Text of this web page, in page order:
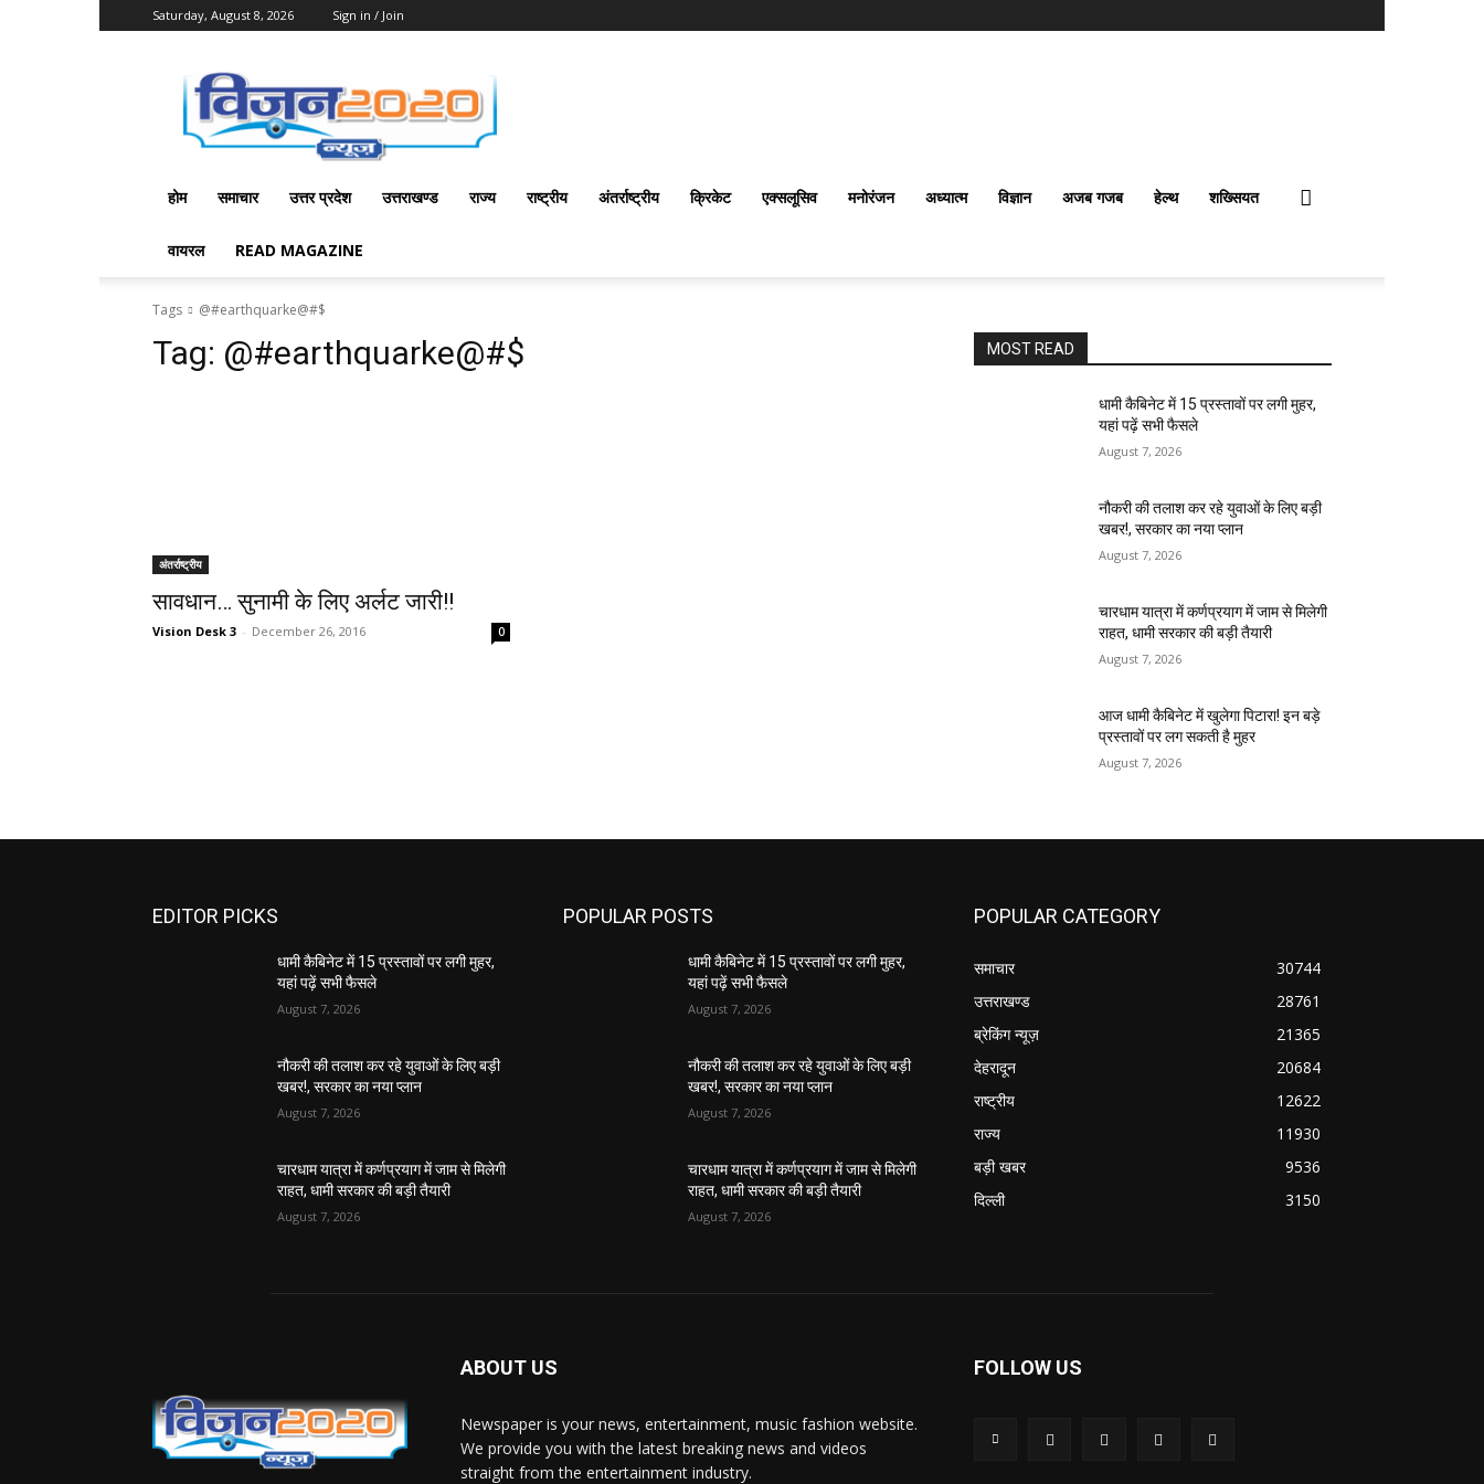
Saturday, August 8, 2026 Sign in / Join
2020
News
होम समाचार उत्तर प्रदेश उत्तराखण्ड राज्य राष्ट्रीय अंतर्राष्‍ट्रीय क्रिकेट एक्सलूसिव मनोरंजन अध्यात्म विज्ञान अजब गजब हेल्थ शख्सियत
वायरल READ MAGAZINE
Tags @#earthquarke@#$
Tag: @#earthquarke@#$
अंतर्राष्‍ट्रीय
सावधान… सुनामी के लिए अर्लट जारी!!
Vision Desk 3 - December 26, 2016 0
MOST READ
धामी कैबिनेट में 15 प्रस्तावों पर लगी मुहर,
यहां पढ़ें सभी फैसले
August 7, 2026
नौकरी की तलाश कर रहे युवाओं के लिए बड़ी
खबर!, सरकार का नया प्लान
August 7, 2026
चारधाम यात्रा में कर्णप्रयाग में जाम से मिलेगी
राहत, धामी सरकार की बड़ी तैयारी
August 7, 2026
आज धामी कैबिनेट में खुलेगा पिटारा! इन बड़े
प्रस्तावों पर लग सकती है मुहर
August 7, 2026
EDITOR PICKS
धामी कैबिनेट में 15 प्रस्तावों पर लगी मुहर,
यहां पढ़ें सभी फैसले
August 7, 2026
नौकरी की तलाश कर रहे युवाओं के लिए बड़ी
खबर!, सरकार का नया प्लान
August 7, 2026
चारधाम यात्रा में कर्णप्रयाग में जाम से मिलेगी
राहत, धामी सरकार की बड़ी तैयारी
August 7, 2026
POPULAR POSTS
धामी कैबिनेट में 15 प्रस्तावों पर लगी मुहर,
यहां पढ़ें सभी फैसले
August 7, 2026
नौकरी की तलाश कर रहे युवाओं के लिए बड़ी
खबर!, सरकार का नया प्लान
August 7, 2026
चारधाम यात्रा में कर्णप्रयाग में जाम से मिलेगी
राहत, धामी सरकार की बड़ी तैयारी
August 7, 2026
POPULAR CATEGORY
समाचार
30744
उत्तराखण्ड
28761
ब्रेकिंग न्यूज़
21365
देहरादून
20684
राष्ट्रीय
12622
राज्य
11930
बड़ी खबर
9536
दिल्ली
3150
ABOUT US
Newspaper is your news, entertainment, music fashion website.
We provide you with the latest breaking news and videos
straight from the entertainment industry.
FOLLOW US